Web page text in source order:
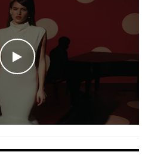
WATCH THE VIDEO